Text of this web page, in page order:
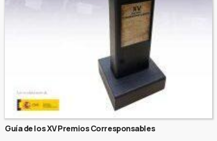
Guía de los XV Premios Corresponsables